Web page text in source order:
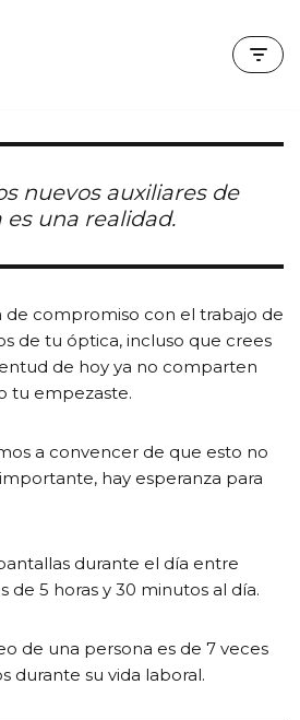
nuevos auxiliares de
es una realidad.
de compromiso con el trabajo de
de tu óptica, incluso que crees
de hoy ya no comparten
tu empezaste.
a convencer de que esto no
importante, hay esperanza para
durante el día entre
de 5 horas y 30 minutos al día.
de una persona es de 7 veces
durante su vida laboral.